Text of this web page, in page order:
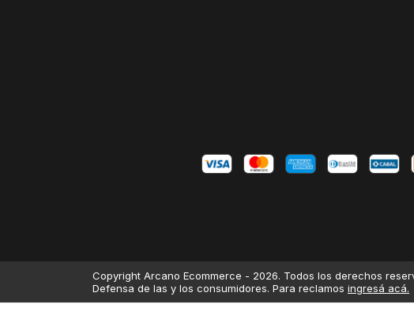
Copyright Arcano Ecommerce - 2026. Todos los derechos
Defensa de las y los consumidores. Para reclamos ingresá acá.